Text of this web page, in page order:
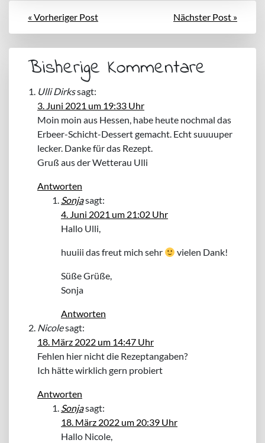
« Vorheriger Post Nächster Post »
Bisherige Kommentare
Ulli Dirkssagt:
3. Juni 2021 um 19:33 Uhr
Moin moin aus Hessen, habe heute nochmal das
Erbeer-Schicht-Dessert gemacht. Echt suuuuper
lecker. Danke für das Rezept.
Gruß aus der Wetterau Ulli
Antworten
Sonjasagt:
4. Juni 2021 um 21:02 Uhr
Hallo Ulli,
huuiii das freut mich sehr vielen Dank!
Süße Grüße,
Sonja
Antworten
Nicolesagt:
18. März 2022 um 14:47 Uhr
Fehlen hier nicht die Rezeptangaben?
Ich hätte wirklich gern probiert
Antworten
Sonjasagt:
18. März 2022 um 20:39 Uhr
Hallo Nicole,